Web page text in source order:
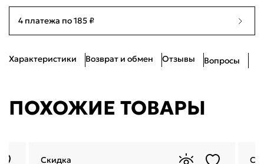
4 платежа по 185 ₽
Характеристики Возврат и обмен Отзывы Вопросы
ПОХОЖИЕ ТОВАРЫ
Скидка